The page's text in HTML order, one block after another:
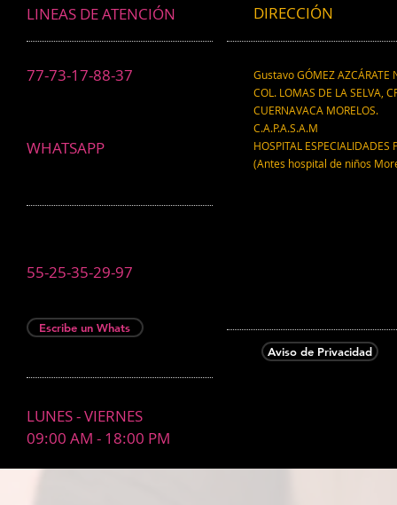
LINEAS DE ATENCIÓN
77-73-17-88-37
WHATSAPP
DIRECCIÓN
Gustavo GÓMEZ AZCÁRATE
COL. LOMAS DE LA SELVA,
CUERNAVACA MORELOS.
C.A.P.A.S.A.M
HOSPITAL ESPECIALIDADES
(Antes hospital de niños
55-25-35-29-97
Escribe un Whats
Aviso de Privacidad
LUNES - VIERNES
09:00 AM - 18:00 PM